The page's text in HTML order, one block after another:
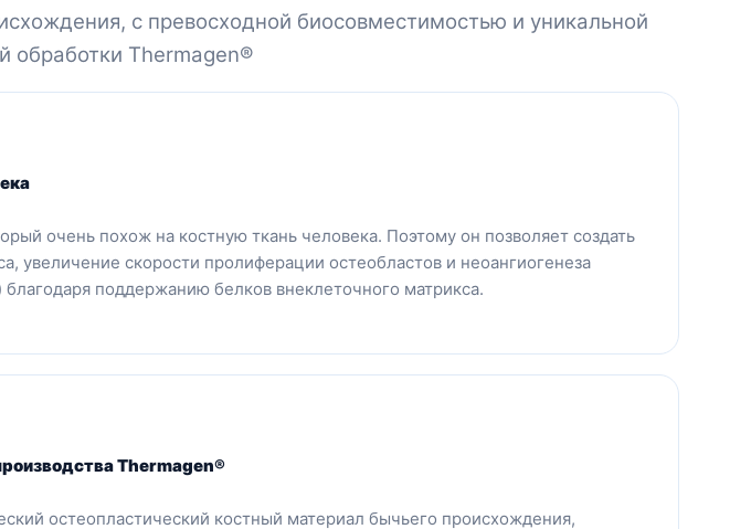
с превосходной биосовместимостью и уникальной
обработки Thermagen®
очень похож на костную ткань человека. Поэтому он позволяет создать
увеличение скорости пролиферации остеобластов и неоангиогенеза
поддержанию белков внеклеточного матрикса.
Thermagen®
остеопластический костный материал бычьего происхождения,